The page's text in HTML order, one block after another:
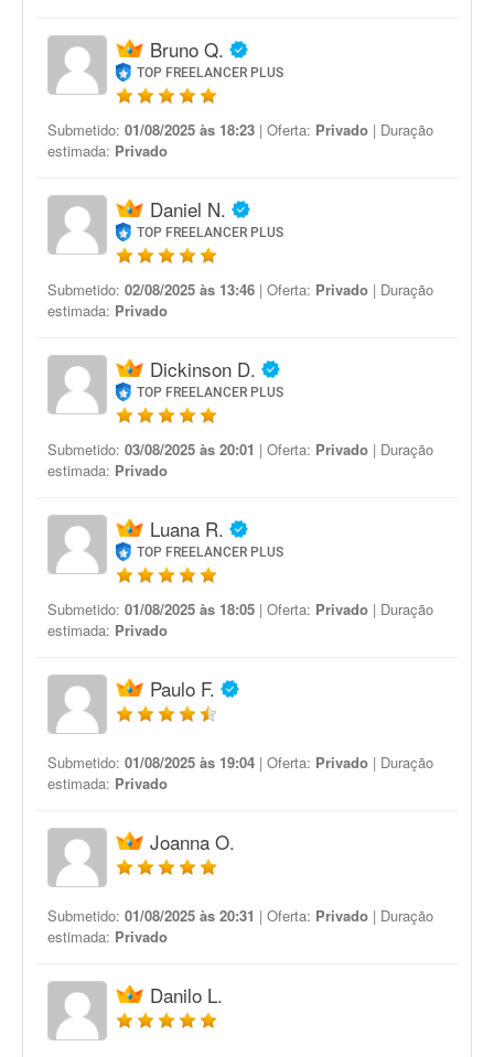
Bruno Q.
TOP FREELANCER PLUS
Submetido: 01/08/2025 às 18:23 | Oferta: Privado | Duração
estimada: Privado
Daniel N.
TOP FREELANCER PLUS
Submetido: 02/08/2025 às 13:46 | Oferta: Privado | Duração
estimada: Privado
Dickinson D.
TOP FREELANCER PLUS
Submetido: 03/08/2025 às 20:01 | Oferta: Privado | Duração
estimada: Privado
Luana R.
TOP FREELANCER PLUS
Submetido: 01/08/2025 às 18:05 | Oferta: Privado | Duração
estimada: Privado
Paulo F.
Submetido: 01/08/2025 às 19:04 | Oferta: Privado | Duração
estimada: Privado
Joanna O.
Submetido: 01/08/2025 às 20:31 | Oferta: Privado | Duração
estimada: Privado
Danilo L.